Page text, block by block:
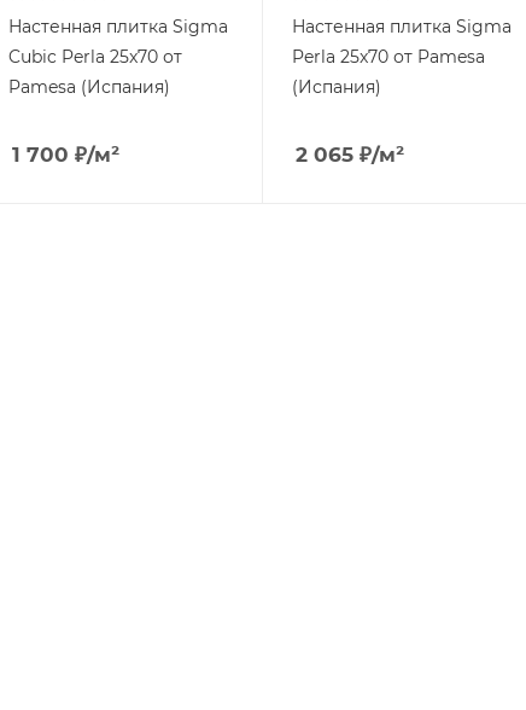
Настенная плитка Sigma
Cubic Perla 25x70 от
Pamesa (Испания)
1 700 ₽/м²
Настенная плитка Sigma
Perla 25x70 от Pamesa
(Испания)
2 065₽/м²